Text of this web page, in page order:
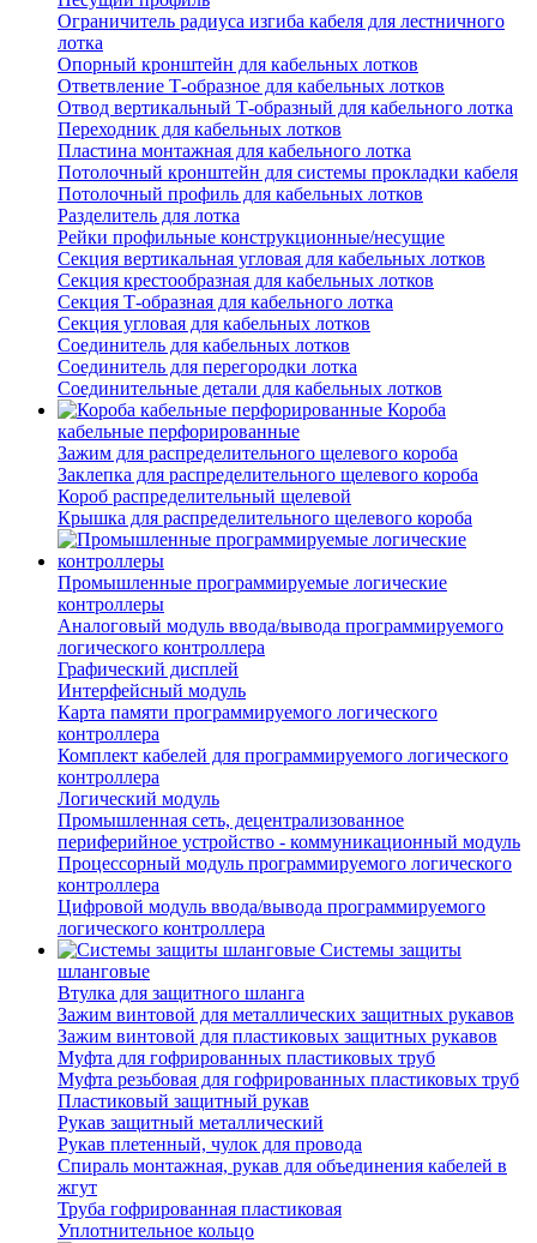
Ограничитель радиуса изгиба кабеля для лестничного
лотка
Опорный кронштейн для кабельных лотков
Ответвление Т-образное для кабельных лотков
Отвод вертикальный Т-образный для кабельного лотка
Переходник для кабельных лотков
Пластина монтажная для кабельного лотка
Потолочный кронштейн для системы прокладки кабеля
Потолочный профиль для кабельных лотков
Разделитель для лотка
Рейки профильные конструкционные/несущие
Секция вертикальная угловая для кабельных лотков
Секция крестообразная для кабельных лотков
Секция Т-образная для кабельного лотка
Секция угловая для кабельных лотков
Соединитель для кабельных лотков
Соединитель для перегородки лотка
Соединительные детали для кабельных лотков
Короба
кабельные перфорированные
Зажим для распределительного щелевого короба
Заклепка для распределительного щелевого короба
Короб распределительный щелевой
Крышка для распределительного щелевого короба
Промышленные программируемые логические
контроллеры
Аналоговый модуль ввода/вывода программируемого
логического контроллера
Графический дисплей
Интерфейсный модуль
Карта памяти программируемого логического
контроллера
Комплект кабелей для программируемого логического
контроллера
Логический модуль
Промышленная сеть, децентрализованное
периферийное устройство - коммуникационный модуль
Процессорный модуль программируемого логического
контроллера
Цифровой модуль ввода/вывода программируемого
логического контроллера
Системы защиты
шланговые
Втулка для защитного шланга
Зажим винтовой для металлических защитных рукавов
Зажим винтовой для пластиковых защитных рукавов
Муфта для гофрированных пластиковых труб
Муфта резьбовая для гофрированных пластиковых труб
Пластиковый защитный рукав
Рукав защитный металлический
Рукав плетенный, чулок для провода
Спираль монтажная, рукав для объединения кабелей в
жгут
Труба гофрированная пластиковая
Уплотнительное кольцо